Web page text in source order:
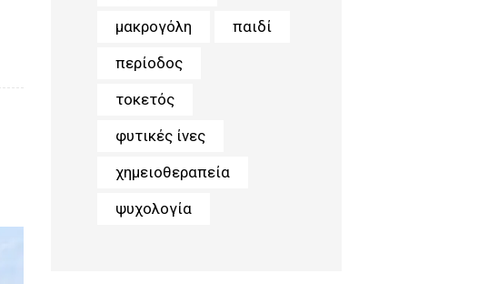
μακρογόλη
παιδί
περίοδος
τοκετός
φυτικές ίνες
χημειοθεραπεία
ψυχολογία